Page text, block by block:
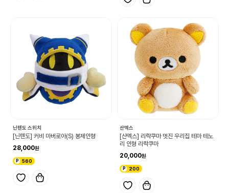
닌텐도 스위치
[닌텐도] 커비 마버로아(S) 봉제인형
28,000
560
산엑스
[산엑스] 리락쿠마 멋진 우리집 테마 테노
리 인형 리락쿠마
20,000
200